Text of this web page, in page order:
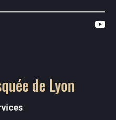
de Lyon